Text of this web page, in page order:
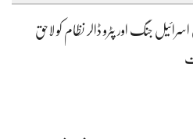
اسرائیل جنگ اور پٹرو ڈالر نظام کو لاحق